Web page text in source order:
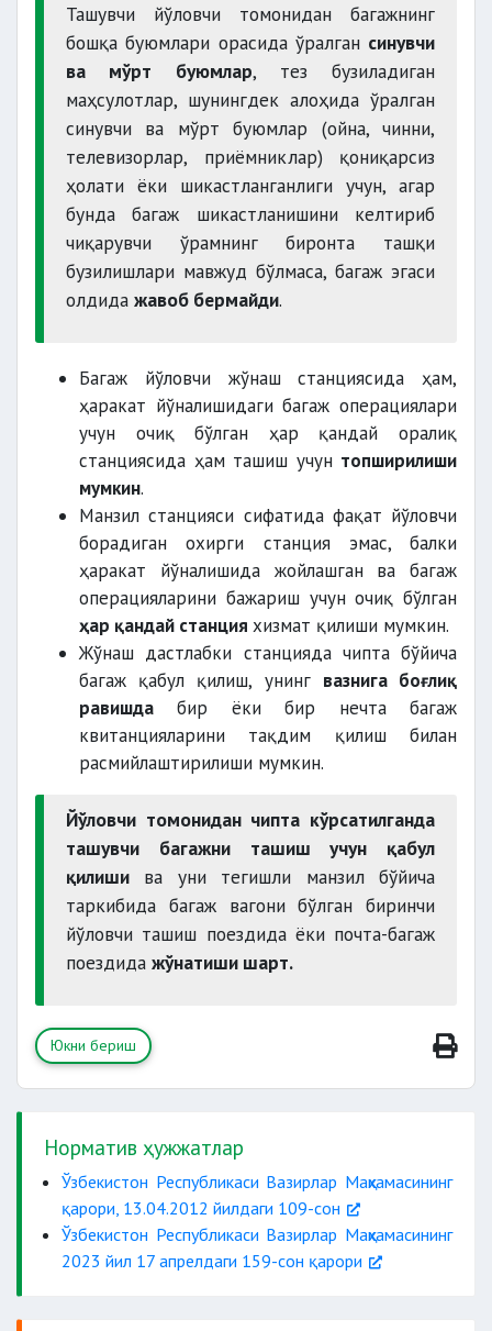
Ташувчи йўловчи томонидан багажнинг
бошқа буюмлари орасида ўралган синувчи
ва мўрт буюмлар, тез бузиладиган
маҳсулотлар, шунингдек алоҳида ўралган
синувчи ва мўрт буюмлар (ойна, чинни,
телевизорлар, приёмниклар) қониқарсиз
ҳолати ёки шикастланганлиги учун, агар
бунда багаж шикастланишини келтириб
чиқарувчи ўрамнинг биронта ташқи
бузилишлари мавжуд бўлмаса, багаж эгаси
олдида жавоб бермайди.
Багаж йўловчи жўнаш станциясида ҳам,
ҳаракат йўналишидаги багаж операциялари
учун очиқ бўлган ҳар қандай оралиқ
станциясида ҳам ташиш учун топширилиши
мумкин.
Манзил станцияси сифатида фақат йўловчи
борадиган охирги станция эмас, балки
ҳаракат йўналишида жойлашган ва багаж
операцияларини бажариш учун очиқ бўлган
ҳар қандай станция хизмат қилиши мумкин.
Жўнаш дастлабки станцияда чипта бўйича
багаж қабул қилиш, унинг вазнига боғлиқ
равишда бир ёки бир нечта багаж
квитанцияларини тақдим қилиш билан
расмийлаштирилиши мумкин.
Йўловчи томонидан чипта кўрсатилганда
ташувчи багажни ташиш учун қабул
қилиши ва уни тегишли манзил бўйича
таркибида багаж вагони бўлган биринчи
йўловчи ташиш поездида ёки почта-багаж
поездида жўнатиши шарт.
Юкни бериш
Норматив ҳужжатлар
Ўзбекистон Республикаси Вазирлар Маҳкамасининг
қарори, 13.04.2012 йилдаги 109-сон
Ўзбекистон Республикаси Вазирлар Маҳкамасининг
2023 йил 17 апрелдаги 159-сон қарори